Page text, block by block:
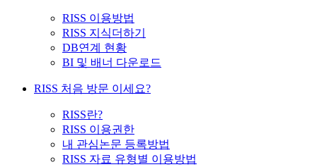
RISS 이용방법
RISS 지식더하기
DB연계 현황
BI 및 배너 다운로드
RISS 처음 방문 이세요?
RISS란?
RISS 이용권한
내 관심논문 등록방법
RISS 자료 유형별 이용방법